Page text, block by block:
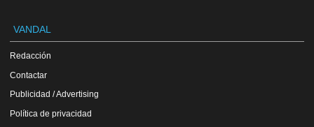
VANDAL
Redacción
Contactar
Publicidad / Advertising
Política de privacidad